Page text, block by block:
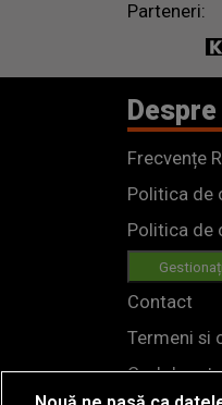
Parteneri:
Frecvențe
Politica de
Politica de
Contact
Termeni si
Cod